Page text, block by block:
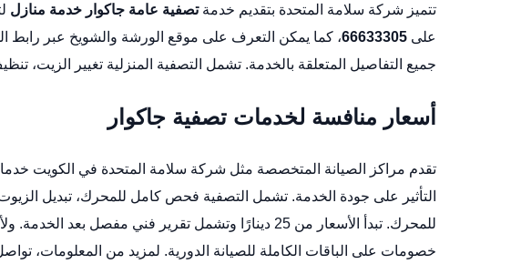
تتميز شركة سلامة المتحدة بتقديم خدمةتصفية عامة جاكوار خدمة منازل
على 66633305، كما يمكن التعرف على موقع الورشة والشويخ عبر رابط
جميع التفاصيل المتعلقة بالخدمة. تشمل التصفية المنزلية تغيير
أسعار منافسة لخدمات تصفية جاكوار
تقدم مراكز الصيانة المتخصصة مثل شركة سلامة المتحدة في الكويت
التأثير على جودة الخدمة. تشمل التصفية فحص كامل للمحرك، تبديل الزيوت
للمحرك. تبدأ الأسعار من 25 دينارًا وتشمل تقرير فني
خصومات على الباقات الكاملة للصيانة الدورية. لمزيد من المعلومات، تواصل معنا على